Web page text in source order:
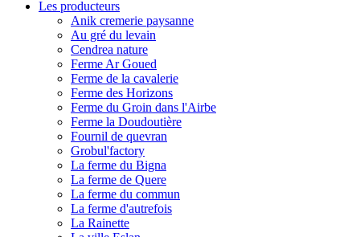
Les producteurs
Anik cremerie paysanne
Au gré du levain
Cendrea nature
Ferme Ar Goued
Ferme de la cavalerie
Ferme des Horizons
Ferme du Groin dans l'Airbe
Ferme la Doudoutière
Fournil de quevran
Grobul'factory
La ferme du Bigna
La ferme de Quere
La ferme du commun
La ferme d'autrefois
La Rainette